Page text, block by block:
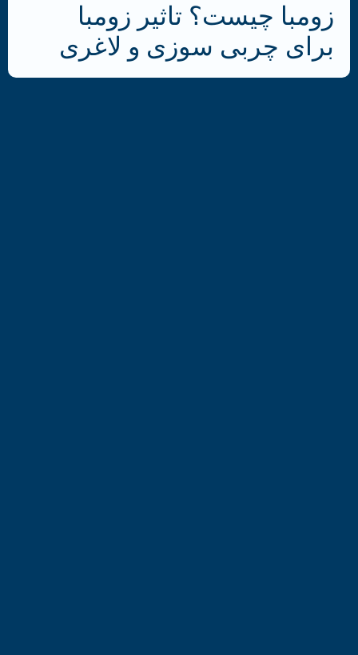
زومبا چیست؟ تاثیر زومبا
برای چربی سوزی و لاغری